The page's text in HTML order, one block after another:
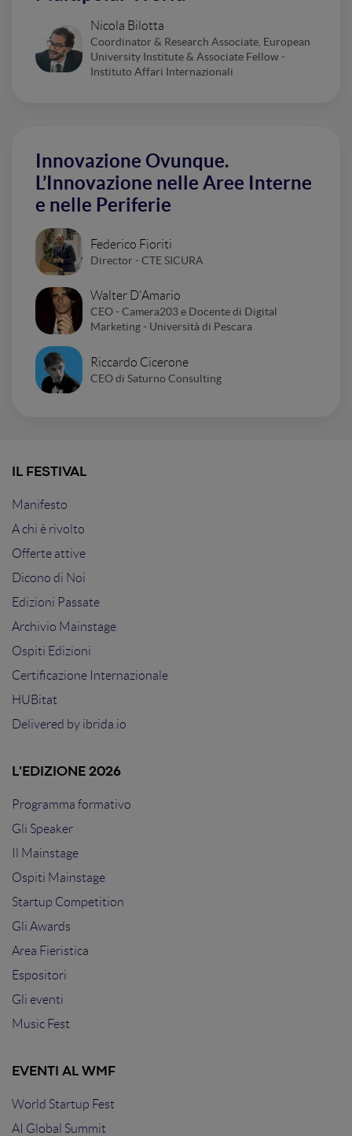
Nicola Bilotta
Coordinator & Research Associate, European
University Institute & Associate Fellow -
Instituto Affari Internazionali
Innovazione Ovunque.
L’Innovazione nelle Aree Interne
e nelle Periferie
Federico Fioriti
Director - CTE SICURA
Walter D'Amario
CEO - Camera203 e Docente di Digital
Marketing - Università di Pescara
Riccardo Cicerone
CEO di Saturno Consulting
IL FESTIVAL
Manifesto
A chi è rivolto
Offerte attive
Dicono di Noi
Edizioni Passate
Archivio Mainstage
Ospiti Edizioni
Certificazione Internazionale
HUBitat
Delivered by ibrida.io
L'EDIZIONE 2026
Programma formativo
Gli Speaker
Il Mainstage
Ospiti Mainstage
Startup Competition
Gli Awards
Area Fieristica
Espositori
Gli eventi
Music Fest
EVENTI AL WMF
World Startup Fest
AI Global Summit